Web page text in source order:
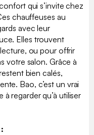
qui s’invite chez
chauffeuses au
avec leur
Elles trouvent
ou pour offrir
votre salon. Grâce à
bien calés,
Bao, c’est un vrai
regarder qu’à utiliser